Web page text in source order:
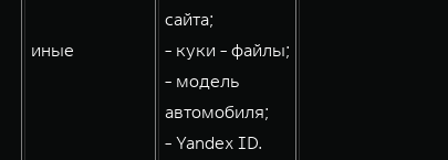
иные
сайта;
- куки - файлы;
- модель
автомобиля;
- Yandex ID.